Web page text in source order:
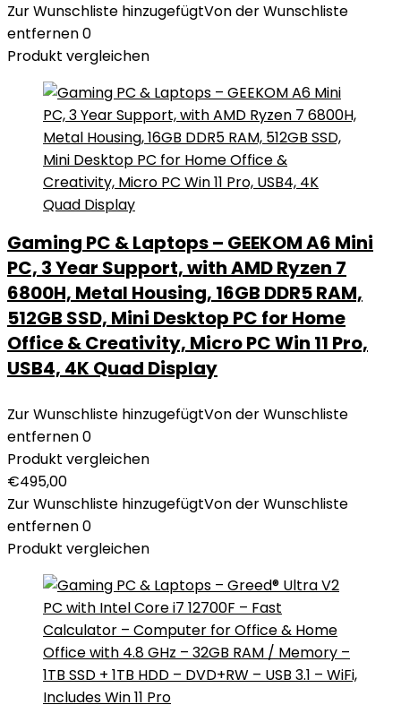
Zur Wunschliste hinzugefügtVon der Wunschliste
entfernen0
Produkt vergleichen
Gaming PC & Laptops – GEEKOM A6 Mini
PC, 3 Year Support, with AMD Ryzen 7
6800H, Metal Housing, 16GB DDR5 RAM,
512GB SSD, Mini Desktop PC for Home
Office & Creativity, Micro PC Win 11 Pro,
USB4, 4K Quad Display
Zur Wunschliste hinzugefügtVon der Wunschliste
entfernen0
Produkt vergleichen
€495,00
Zur Wunschliste hinzugefügtVon der Wunschliste
entfernen0
Produkt vergleichen